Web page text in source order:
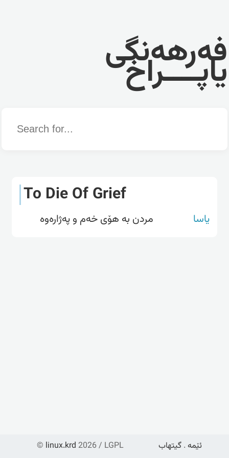
فەرهەنگی
یاپــــراخ
Word
To Die Of Grief
یاسا مردن بە هۆی خەم و پەژارەوە
© linux.krd 2026 / LGPL ئێمە . گیتهاب